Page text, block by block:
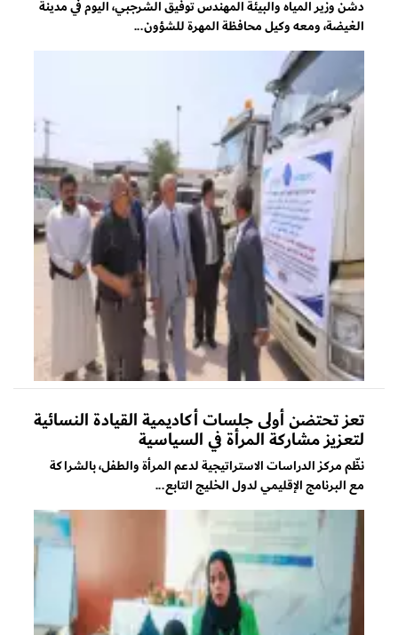
دشن وزير المياه والبيئة المهندس توفيق الشرجبي، اليوم في مدينة
الغيضة، ومعه وكيل محافظة المهرة للشؤون...
تعز تحتضن أولى جلسات أكاديمية القيادة النسائية
لتعزيز مشاركة المرأة في السياسية
نظّم مركز الدراسات الاستراتيجية لدعم المرأة والطفل، بالشراكة
مع البرنامج الإقليمي لدول الخليج التابع...